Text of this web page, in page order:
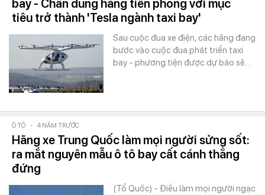
bay - Chân dung hãng tiên phong với mục
tiêu trở thành 'Tesla ngành taxi bay'
Sau cuộc đua xe điện, các hãng đang
bước vào cuộc đua phát triển taxi
bay - phương tiện được dự báo sẽ…
Ô TÔ - 4 NĂM TRƯỚC
Hãng xe Trung Quốc làm mọi người sửng sốt:
ra mắt nguyên mẫu ô tô bay cất cánh thẳng
đứng
(Tổ Quốc) - Điều làm mọi người ngạc